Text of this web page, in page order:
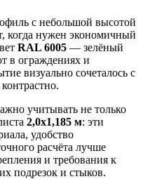
с небольшой высотой
когда нужен экономичный
RAL 6005 — зелёный
в ограждениях и
визуально сочеталось с
учитывать не только
2,0х1,185 м: эти
удобство
расчёта лучше
и требования к
подрезок и стыков.